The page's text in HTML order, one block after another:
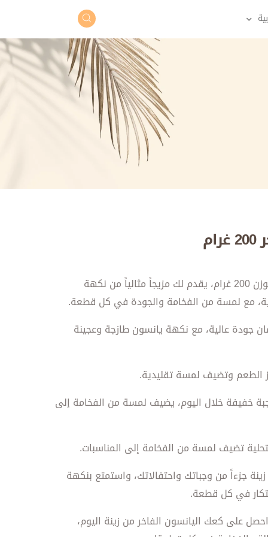
كعك اليانسون الفاخر من زينة بوزن 200 غرام، يقدم لك مزيجاً مثالياً من نكهة
مع لمسة من الفخامة والجودة في كل قطعة.
جودة عالية، مع نكهة يانسون طازجة وعجينة
الطعم وتضيف لمسة تقليدية.
خفيفة خلال اليوم، يضيف لمسة من الفخامة إلى
تضيف لمسة من الفخامة إلى المناسبات.
جزءاً من وجباتك واحتفالاتك، واستمتع بنكهة
في كل قطعة.
على كعك اليانسون الفاخر من زينة اليوم،